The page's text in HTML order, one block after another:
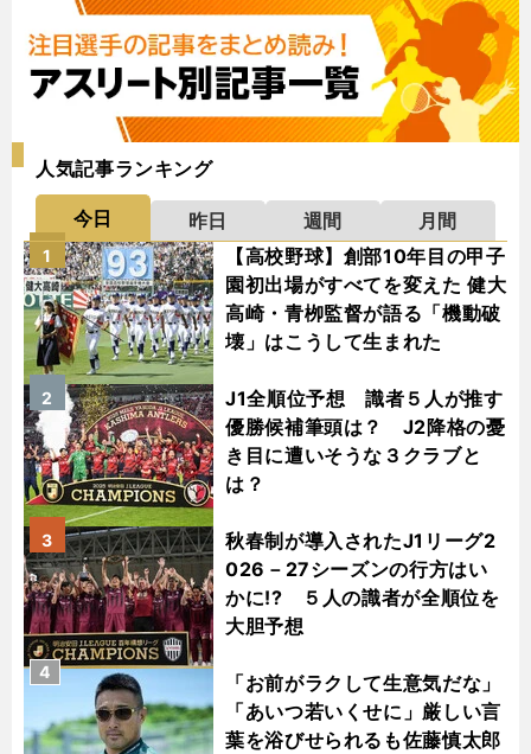
人気記事ランキング
今日 昨日 週間
月間
【高校野球】創部10年目の甲子
園初出場がすべてを変えた 健大
高崎・青栁監督が語る「機動破
壊」はこうして生まれた
1
J1全順位予想 識者５人が推す
優勝候補筆頭は？ J2降格の憂
き目に遭いそうな３クラブと
は？
2
秋春制が導入されたJ1リーグ2
026－27シーズンの行方はい
かに!? ５人の識者が全順位を
大胆予想
3
「お前がラクして生意気だな」
「あいつ若いくせに」厳しい言
葉を浴びせられるも佐藤慎太郎
4